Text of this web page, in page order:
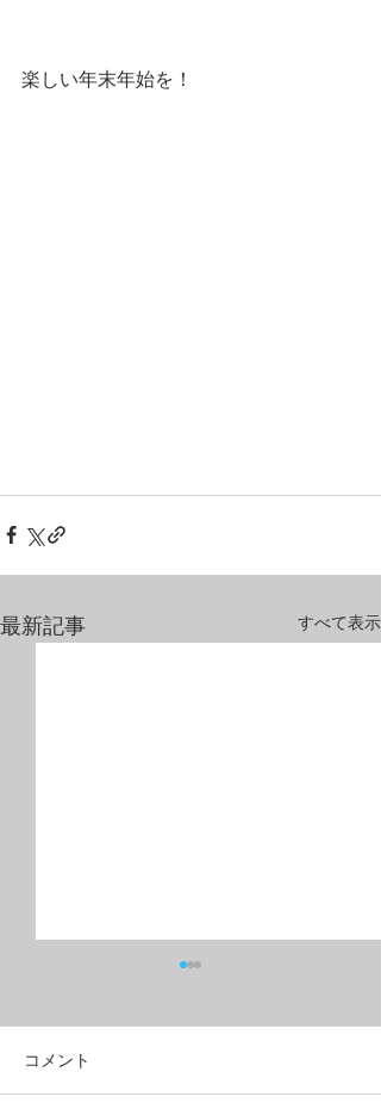
楽しい年末年始を！
最新記事 すべて表示
コメント